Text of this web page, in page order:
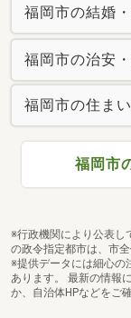
福岡市の結婚
福岡市の治安
福岡市の住ま
福岡市
※行政機関により公表し
の政令指定都市は、市
※提供データには細心の
あります。 最新の情報
か、自治体HPなどをご